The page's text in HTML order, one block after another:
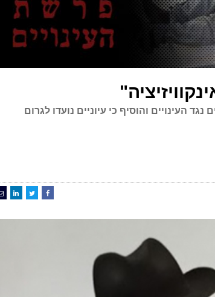
העינויים והוסיף כי עיוניים נועדו לגרום